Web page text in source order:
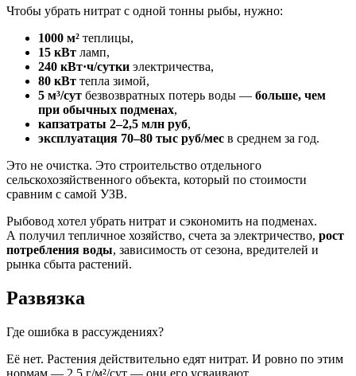
Чтобы убрать нитрат с одной тонны рыбы, нужно:
1000 м² теплицы,
15 кВт ламп,
240 кВт·ч/сутки электричества,
80 кВт тепла зимой,
5 м³/сут безвозвратных потерь воды — больше, чем
при обычных подменах,
капзатраты 2–2,5 млн руб,
эксплуатация 70–80 тыс руб/мес в среднем за год.
Это не очистка. Это строительство отдельного
сельскохозяйственного объекта, который по стоимости
сравним с самой УЗВ.
Рыбовод хотел убрать нитрат и сэкономить на подменах.
А получил тепличное хозяйство, счета за электричество, рост
потребления воды, зависимость от сезона, вредителей и
рынка сбыта растений.
Развязка
Где ошибка в рассуждениях?
Её нет. Растения действительно едят нитрат. И ровно по этим
нормам — 2,5 г/м²/сут — они его усваивают.